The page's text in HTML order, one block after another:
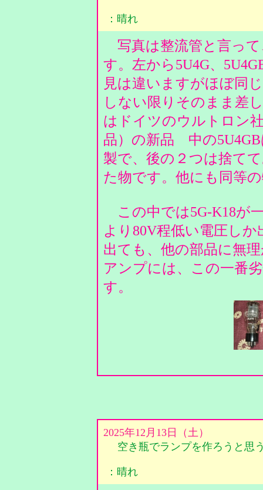
：晴れ
写真は整流管と言って
す。左から5U4G、
見は違いますがほぼ同
しない限りそのまま差
はドイツのウルトロン
品）の新品 中の5U4GB
製で、後の２つは捨て
た物です。他にも同等
この中では5G-K18が
より80V程低い電圧し
出ても、他の部品に無
アンプには、この一番
す。
2025年12月13日（土）
空き瓶でランプを作ろうと思
：晴れ